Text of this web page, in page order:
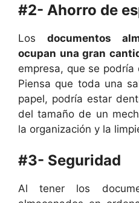
#2- Ahorro de
Los documentos
ocupan una gran
empresa, que se
Piensa que toda una
papel, podría estar
del tamaño de un
la organización y la
#3- Seguridad
Al tener los